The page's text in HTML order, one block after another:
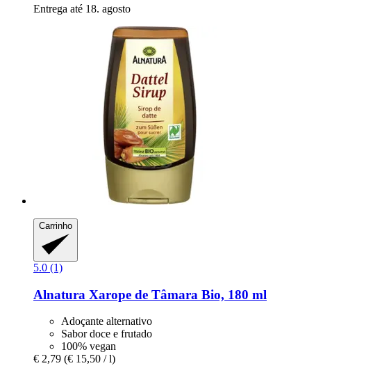
Entrega até 18. agosto
Carrinho
5.0 (1)
Alnatura Xarope de Tâmara Bio, 180 ml
Adoçante alternativo
Sabor doce e frutado
100% vegan
€ 2,79 (€ 15,50 / l)